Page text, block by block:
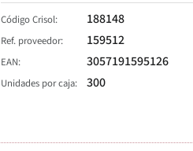
Código Crisol 188148
Ref. proveedor 159512
EAN 3057191595126
Unidades por caja 300